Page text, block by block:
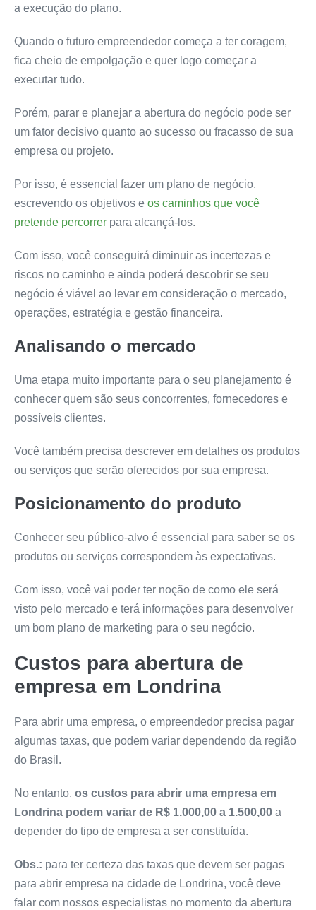
a execução do plano.
Quando o futuro empreendedor começa a ter coragem,
fica cheio de empolgação e quer logo começar a
executar tudo.
Porém, parar e planejar a abertura do negócio pode ser
um fator decisivo quanto ao sucesso ou fracasso de sua
empresa ou projeto.
Por isso, é essencial fazer um plano de negócio,
escrevendo os objetivos e os caminhos que você
pretende percorrer para alcançá-los.
Com isso, você conseguirá diminuir as incertezas e
riscos no caminho e ainda poderá descobrir se seu
negócio é viável ao levar em consideração o mercado,
operações, estratégia e gestão financeira.
Analisando o mercado
Uma etapa muito importante para o seu planejamento é
conhecer quem são seus concorrentes, fornecedores e
possíveis clientes.
Você também precisa descrever em detalhes os produtos
ou serviços que serão oferecidos por sua empresa.
Posicionamento do produto
Conhecer seu público-alvo é essencial para saber se os
produtos ou serviços correspondem às expectativas.
Com isso, você vai poder ter noção de como ele será
visto pelo mercado e terá informações para desenvolver
um bom plano de marketing para o seu negócio.
Custos para abertura de
empresa em Londrina
Para abrir uma empresa, o empreendedor precisa pagar
algumas taxas, que podem variar dependendo da região
do Brasil.
No entanto, os custos para abrir uma empresa em
Londrina podem variar de R$ 1.000,00 a 1.500,00 a
depender do tipo de empresa a ser constituída.
Obs.: para ter certeza das taxas que devem ser pagas
para abrir empresa na cidade de Londrina, você deve
falar com nossos especialistas no momento da abertura